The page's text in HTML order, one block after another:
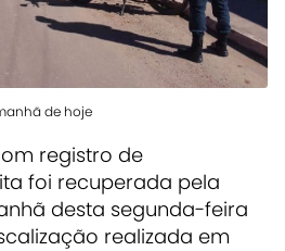
de hoje
registro de
foi recuperada pela
desta segunda-feira
realizada em